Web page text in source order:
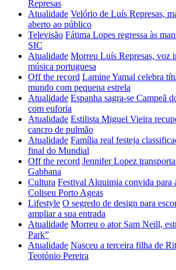
Represas
Atualidade Velório de Luís Represas,
aberto ao público
Televisão Fátima Lopes regressa às
SIC
Atualidade Morreu Luís Represas, voz
música portuguesa
Off the record Lamine Yamal celebra
mundo com pequena estrela
Atualidade Espanha sagra-se Campeã
com euforia
Atualidade Estilista Miguel Vieira
cancro de pulmão
Atualidade Família real festeja
final do Mundial
Off the record Jennifer Lopez
Gabbana
Cultura Festival Alquimia convida para
Coliseu Porto Ageas
Lifestyle O segredo de design para
ampliar a sua entrada
Atualidade Morreu o ator Sam Neill,
Park”
Atualidade Nasceu a terceira filha de
Teotónio Pereira